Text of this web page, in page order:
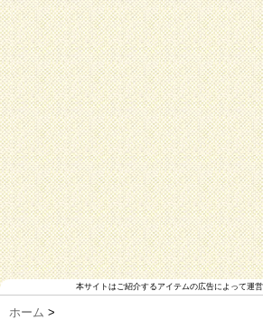
本サイトはご紹介するアイテムの広告によって運
ホーム >